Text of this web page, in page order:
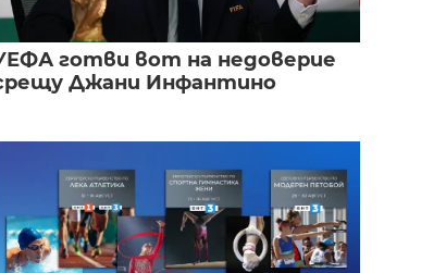
готви вот на недоверие
Джани Инфантино